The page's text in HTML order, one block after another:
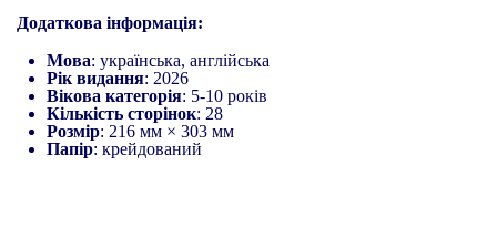
Додаткова інформація:
Мова: українська, англійська
Рік видання: 2026
Вікова категорія: 5-10 років
Кількість сторінок: 28
Розмір: 216 мм × 303 мм
Папір: крейдований